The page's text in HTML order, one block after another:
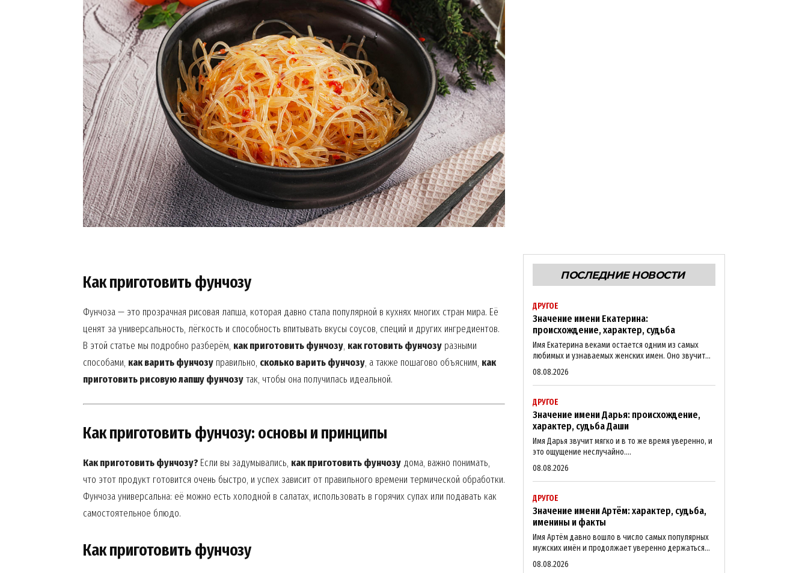
Как приготовить фунчозу
Фунчоза — это прозрачная рисовая лапша, которая давно стала популярной в кухнях многих стран мира. Её
ценят за универсальность, лёгкость и способность впитывать вкусы соусов, специй и других ингредиентов.
В этой статье мы подробно разберём, как приготовить фунчозу, как готовить фунчозу разными
способами, как варить фунчозу правильно, сколько варить фунчозу, а также пошагово объясним, как
приготовить рисовую лапшу фунчозутак, чтобы она получилась идеальной.
Как приготовить фунчозу: основы и принципы
Как приготовить фунчозу? Если вы задумывались, как приготовить фунчозу дома, важно понимать,
что этот продукт готовится очень быстро, и успех зависит от правильного времени термической обработки.
Фунчоза универсальна: её можно есть холодной в салатах, использовать в горячих супах или подавать как
самостоятельное блюдо.
Как приготовить фунчозу
ПОСЛЕДНИЕ НОВОСТИ
ДРУГОЕ
Значение имени Екатерина:
происхождение, характер, судьба
Имя Екатерина веками остается одним из самых
любимых и узнаваемых женских имен. Оно звучит...
08.08.2026
ДРУГОЕ
Значение имени Дарья: происхождение,
характер, судьба Даши
Имя Дарья звучит мягко и в то же время уверенно, и
это ощущение неслучайно....
08.08.2026
ДРУГОЕ
Значение имени Артём: характер, судьба,
именины и факты
Имя Артём давно вошло в число самых популярных
мужских имён и продолжает уверенно держаться...
08.08.2026